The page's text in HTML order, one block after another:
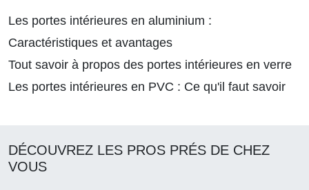
Les portes intérieures en aluminium :
Caractéristiques et avantages
Tout savoir à propos des portes intérieures en verre
Les portes intérieures en PVC : Ce qu'il faut savoir
DÉCOUVREZ LES PROS PRÉS DE CHEZ
VOUS